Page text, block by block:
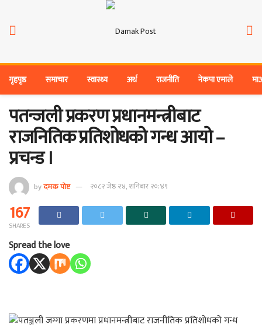
गृहपृष्ठ समाचार स्वास्थ्य अर्थ राजनीति नेकपा एमाले
पतन्जली प्रकरण प्रधानमन्त्रीबाट
राजनितिक प्रतिशोधको गन्ध आयो –
प्रचन्ड ।
byदमक पोष्ट २०८२ जेष्ठ २४, शनिबार २०:४९
167
SHARES
Spread the love